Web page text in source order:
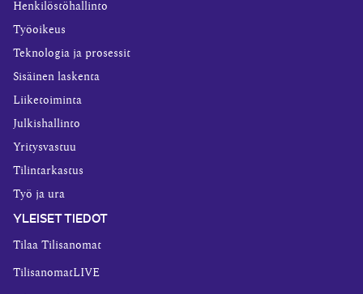
Henkilöstöhallinto
Työoikeus
Teknologia ja prosessit
Sisäinen laskenta
Liiketoiminta
Julkishallinto
Yritysvastuu
Tilintarkastus
Työ ja ura
YLEISET TIEDOT
Tilaa Tilisanomat
TilisanomatLIVE